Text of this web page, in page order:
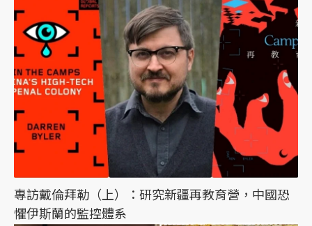
專訪戴倫拜勒（上）：研究新疆再教育營，中國恐
懼伊斯蘭的監控體系